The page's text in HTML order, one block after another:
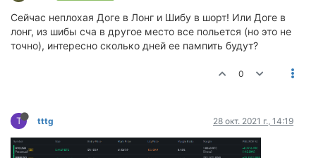
Сейчас неплохая Доге в Лонг и Шибу в шорт! Или Доге в
лонг, из шибы сча в другое место все польется (но это не
точно), интересно сколько дней ее пампить будут?
0
T tttg 28 окт. 2021 г., 14:19